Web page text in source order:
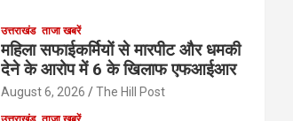
उत्तराखंड ताजा खबरें
महिला सफाईकर्मियों से मारपीट और धमकी
देने के आरोप में 6 के खिलाफ एफआईआर
August 6, 2026 The Hill Post